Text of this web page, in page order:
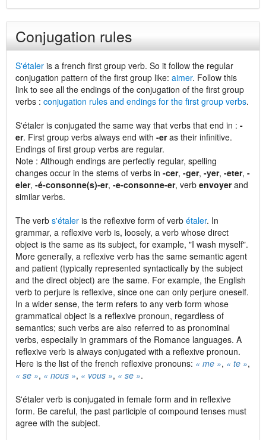
Conjugation rules
S'étaler is a french first group verb. So it follow the regular
conjugation pattern of the first group like: aimer. Follow this
link to see all the endings of the conjugation of the first group
verbs : conjugation rules and endings for the first group verbs.
S'étaler is conjugated the same way that verbs that end in : -
er. First group verbs always end with -eras their infinitive.
Endings of first group verbs are regular.
Note : Although endings are perfectly regular, spelling
changes occur in the stems of verbs in -cer, -ger, -yer, -eter, -
eler, -é-consonne(s)-er, -e-consonne-er, verb envoyerand
similar verbs.
The verb s'étaler is the reflexive form of verb étaler. In
grammar, a reflexive verb is, loosely, a verb whose direct
object is the same as its subject, for example, "I wash myself".
More generally, a reflexive verb has the same semantic agent
and patient (typically represented syntactically by the subject
and the direct object) are the same. For example, the English
verb to perjure is reflexive, since one can only perjure oneself.
In a wider sense, the term refers to any verb form whose
grammatical object is a reflexive pronoun, regardless of
semantics; such verbs are also referred to as pronominal
verbs, especially in grammars of the Romance languages. A
reflexive verb is always conjugated with a reflexive pronoun.
Here is the list of the french reflexive pronouns: « me », « te »,
« se », « nous », « vous », « se ».
S'étaler verb is conjugated in female form and in reflexive
form. Be careful, the past participle of compound tenses must
agree with the subject.